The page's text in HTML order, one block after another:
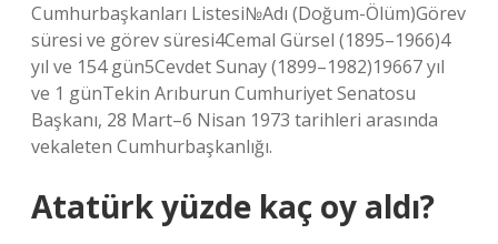
Cumhurbaşkanları Listesi№Adı (Doğum-Ölüm)Görev
süresi ve görev süresi4Cemal Gürsel (1895–1966)4
yıl ve 154 gün5Cevdet Sunay (1899–1982)19667 yıl
ve 1 günTekin Arıburun Cumhuriyet Senatosu
Başkanı, 28 Mart–6 Nisan 1973 tarihleri ​​arasında
vekaleten Cumhurbaşkanlığı.
Atatürk yüzde kaç oy aldı?